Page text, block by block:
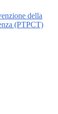
della
(PTPCT)